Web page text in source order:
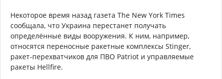
Некоторое время назад газета The New York Times
сообщала, что Украина перестанет получать
определённые виды вооружения. К ним, например,
относятся переносные ракетные комплексы Stinger,
ракет-перехватчиков для ПВО Patriot и управляемые
ракеты Hellfire.